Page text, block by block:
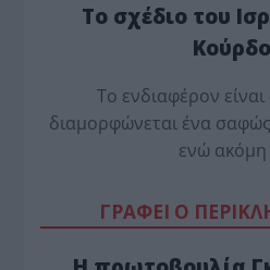
Το σχέδιο του
Το ενδιαφέρον
διαμορφώνεται ένα σαφώς
ενώ ακόμη
ΓΡΑΦΕΙ Ο